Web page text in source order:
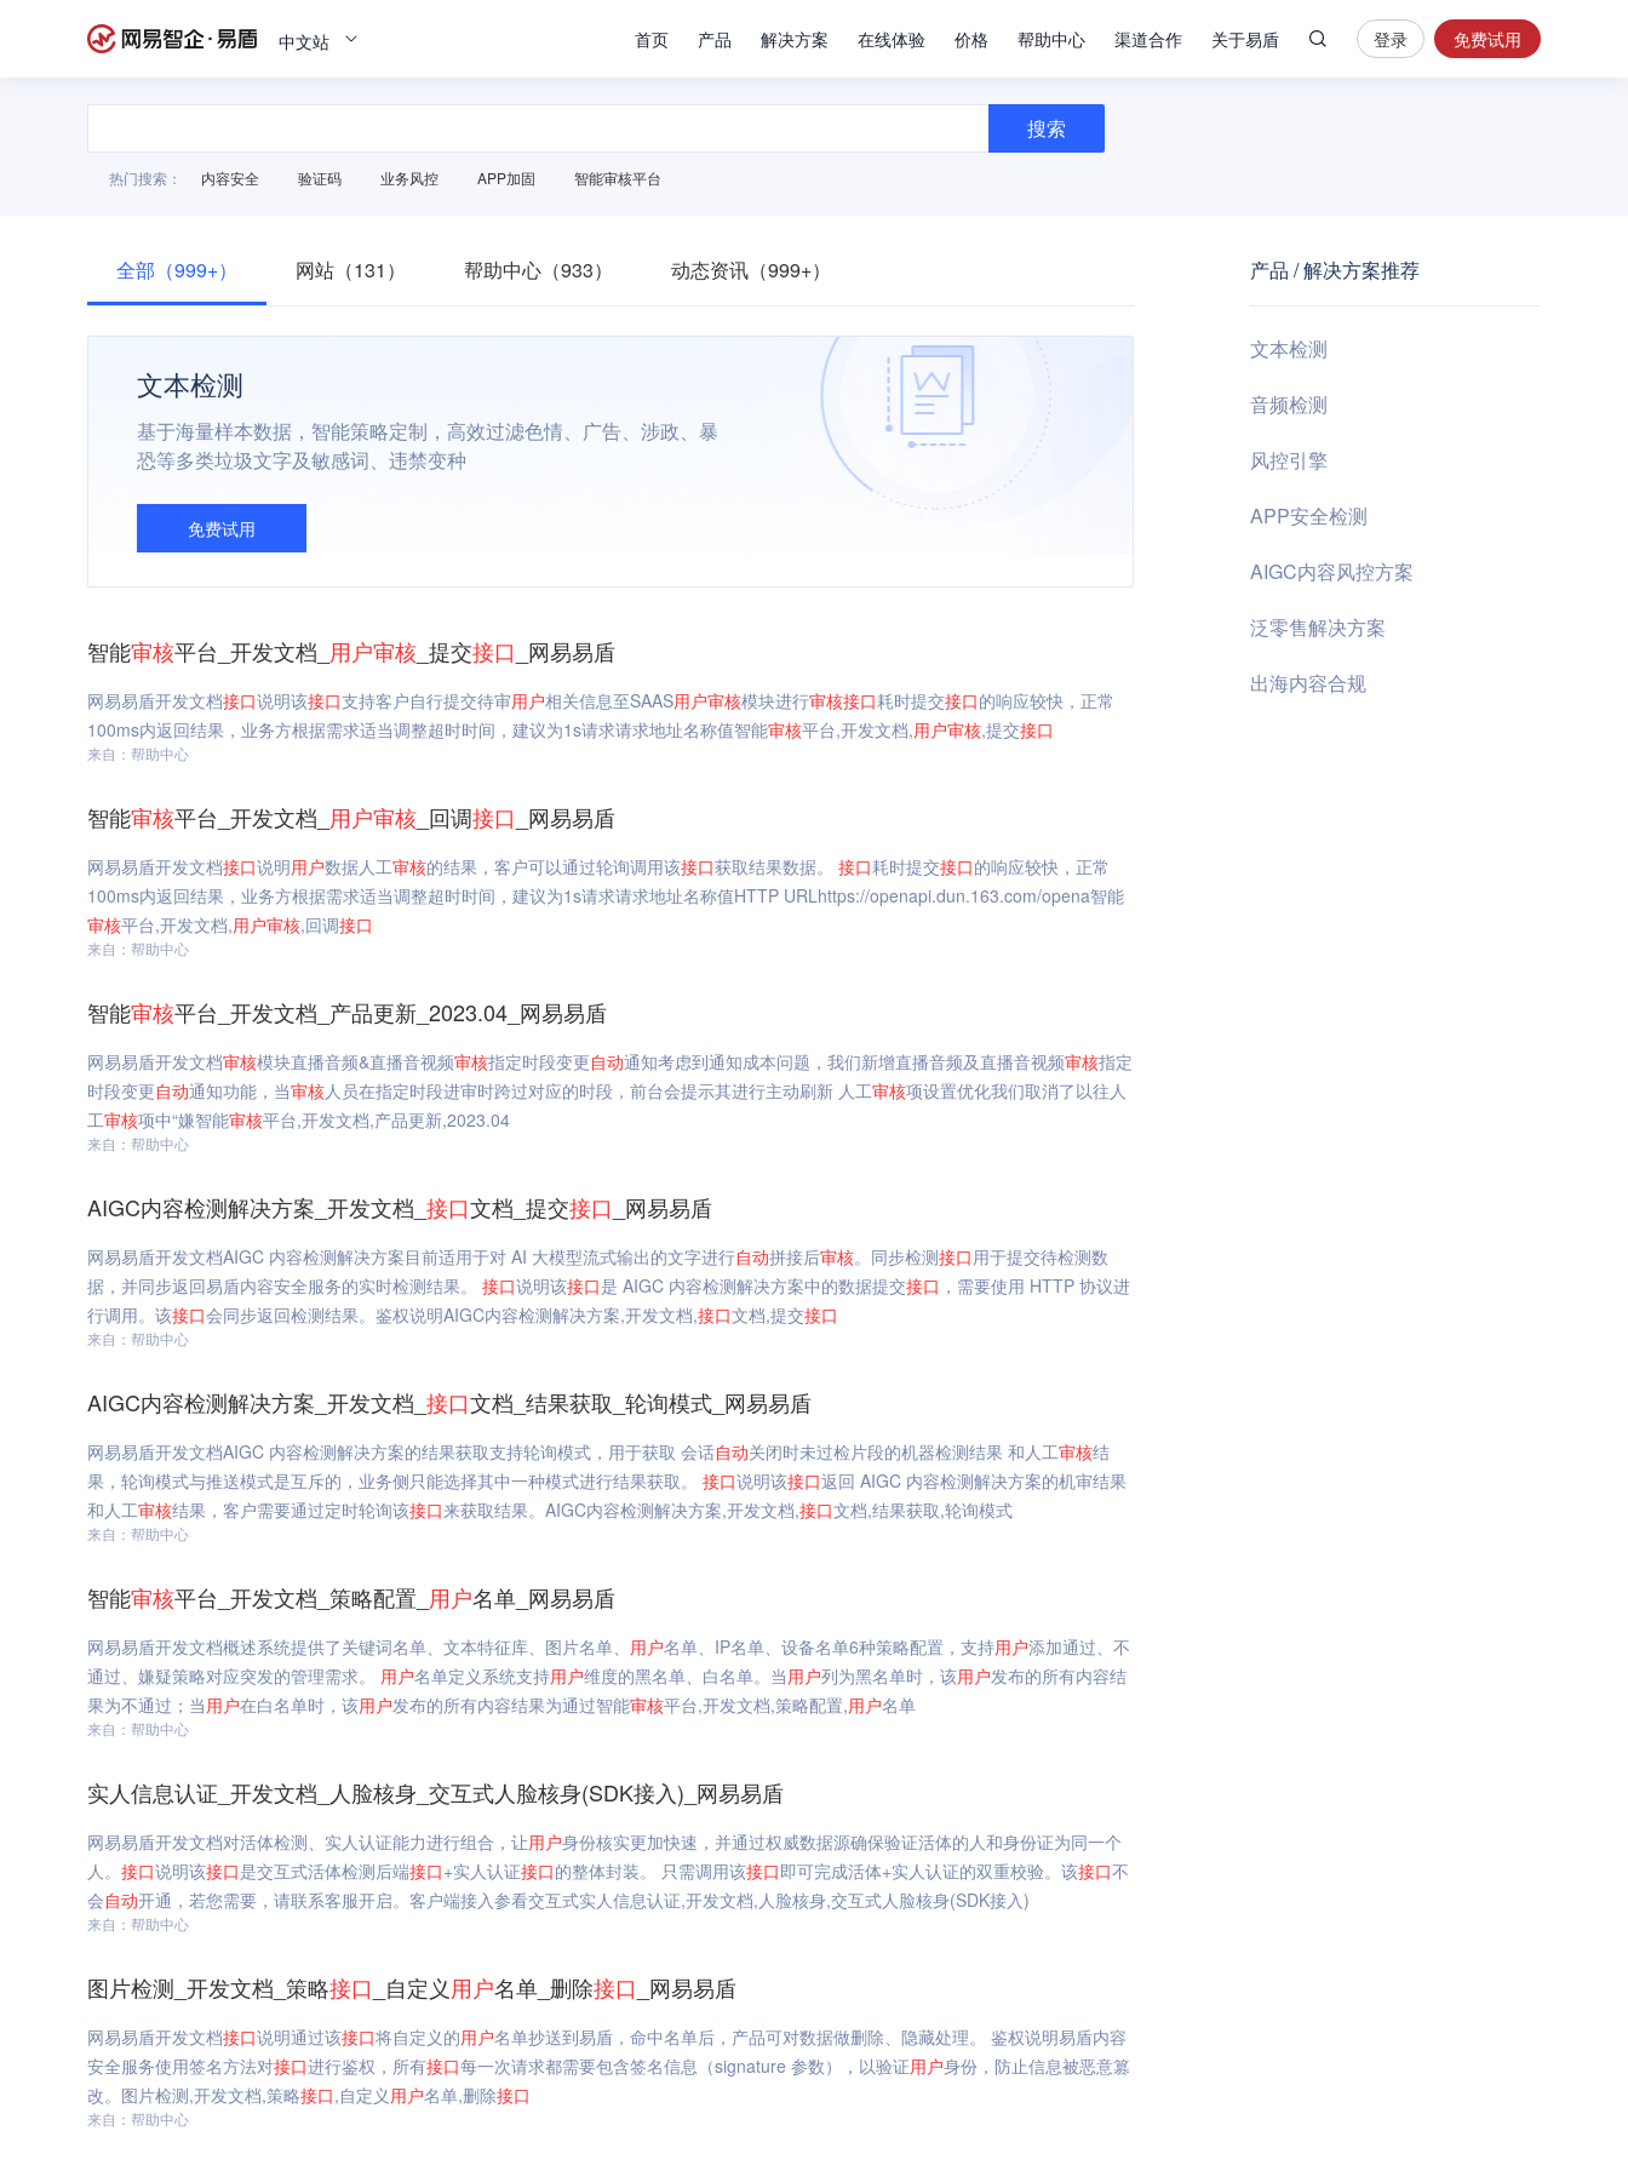
中文站 首页 产品 解决方案 在线体验 价格 帮助中心 渠道合作 关于易盾
安
全
控
登录 免费试用
搜索
热门搜索： 内容安全 验证码 业务风控 APP加固 智能审核平台
全部（999+） 网站（131） 帮助中心（933） 动态资讯（999+）
文本检测
基于海量样本数据，智能策略定制，高效过滤色情、广告、涉政、暴
恐等多类垃圾文字及敏感词、违禁变种
免费试用
智能审核平台_开发文档_ 用户审核 _提交接口 _网易易盾
网易易盾开发文档接口说明该接口支持客户自行提交待审用户相关信息至SAAS用户审核模块进行审核接口耗时提交接口的响应较快，正常
100ms内返回结果，业务方根据需求适当调整超时时间，建议为1s请求请求地址名称值智能审核平台,开发文档,用户审核,提交接口
来自：帮助中心
智能审核平台_开发文档_ 用户审核 _回调接口 _网易易盾
网易易盾开发文档接口说明用户数据人工审核的结果，客户可以通过轮询调用该接口获取结果数据。 接口耗时提交接口的响应较快，正常
100ms内返回结果，业务方根据需求适当调整超时时间，建议为1s请求请求地址名称值HTTP URLhttps://openapi.dun.163.com/opena智能
审核平台,开发文档,用户审核,回调接口
来自：帮助中心
智能审核平台_开发文档_产品更新_2023.04_网易易盾
网易易盾开发文档审核模块直播音频&直播音视频审核指定时段变更自动通知考虑到通知成本问题，我们新增直播音频及直播音视频审核指定
时段变更自动通知功能，当审核人员在指定时段进审时跨过对应的时段，前台会提示其进行主动刷新 人工审核项设置优化我们取消了以往人
工审核项中“嫌智能审核平台,开发文档,产品更新,2023.04
来自：帮助中心
AIGC内容检测解决方案_开发文档_ 接口文档_提交接口 _网易易盾
网易易盾开发文档AIGC 内容检测解决方案目前适用于对 AI 大模型流式输出的文字进行自动拼接后审核。同步检测接口用于提交待检测数
据，并同步返回易盾内容安全服务的实时检测结果。 接口说明该接口是 AIGC 内容检测解决方案中的数据提交接口 ，需要使用 HTTP 协议进
行调用。该接口会同步返回检测结果。鉴权说明AIGC内容检测解决方案,开发文档,接口文档,提交接口
来自：帮助中心
AIGC内容检测解决方案_开发文档_ 接口文档_结果获取_轮询模式_网易易盾
网易易盾开发文档AIGC 内容检测解决方案的结果获取支持轮询模式，用于获取 会话自动关闭时未过检片段的机器检测结果 和人工审核结
果，轮询模式与推送模式是互斥的，业务侧只能选择其中一种模式进行结果获取。 接口说明该接口返回 AIGC 内容检测解决方案的机审结果
和人工审核结果，客户需要通过定时轮询该接口来获取结果。AIGC内容检测解决方案,开发文档,接口文档,结果获取,轮询模式
来自：帮助中心
智能审核平台_开发文档_策略配置_ 用户名单_网易易盾
网易易盾开发文档概述系统提供了关键词名单、文本特征库、图片名单、 用户名单、IP名单、设备名单6种策略配置，支持用户添加通过、不
通过、嫌疑策略对应突发的管理需求。 用户名单定义系统支持用户维度的黑名单、白名单。当用户列为黑名单时，该用户发布的所有内容结
果为不通过；当用户在白名单时，该用户发布的所有内容结果为通过智能审核平台,开发文档,策略配置,用户名单
来自：帮助中心
实人信息认证_开发文档_人脸核身_交互式人脸核身(SDK接入)_网易易盾
网易易盾开发文档对活体检测、实人认证能力进行组合，让用户身份核实更加快速，并通过权威数据源确保验证活体的人和身份证为同一个
人。 接口说明该接口是交互式活体检测后端接口+实人认证接口的整体封装。 只需调用该接口即可完成活体+实人认证的双重校验。该接口不
会自动开通，若您需要，请联系客服开启。客户端接入参看交互式实人信息认证,开发文档,人脸核身,交互式人脸核身(SDK接入)
来自：帮助中心
图片检测_开发文档_策略接口 _自定义用户名单_删除接口 _网易易盾
网易易盾开发文档接口说明通过该接口将自定义的用户名单抄送到易盾，命中名单后，产品可对数据做删除、隐藏处理。 鉴权说明易盾内容
安全服务使用签名方法对接口进行鉴权，所有接口每一次请求都需要包含签名信息（signature 参数），以验证用户身份，防止信息被恶意篡
改。图片检测,开发文档,策略接口,自定义用户名单,删除接口
来自：帮助中心
产品 / 解决方案推荐
文本检测
音频检测
风控引擎
APP安全检测
AIGC内容风控方案
泛零售解决方案
出海内容合规